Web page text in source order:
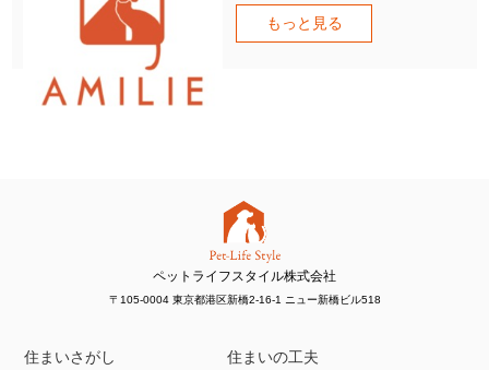
もっと見る
ペットライフスタイル株式会社
〒105-0004 東京都港区新橋2-16-1 ニュー新橋ビル518
住まいさがし 住まいの工夫